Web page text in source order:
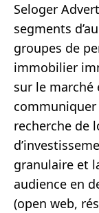
Seloger
segments
groupes de
immobilier
sur le marché
communiquer
recherche de
granulaire et
audience en
(open web,